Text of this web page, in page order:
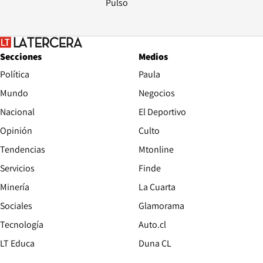
Pulso
Secciones
Política
Mundo
Nacional
Opinión
Tendencias
Servicios
Minería
Sociales
Tecnología
LT Educa
Medios
Paula
Negocios
El Deportivo
Culto
Mtonline
Finde
La Cuarta
Glamorama
Auto.cl
Duna CL